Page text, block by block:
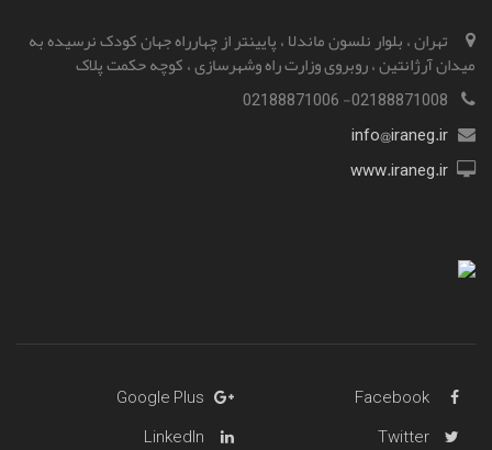
تهران ، بلوار نلسون ماندلا ، پایینتر از چهارراه جهان کودک نرسیده به
میدان آرژانتین ، روبروی وزارت راه و‌شهرسازی ، کوچه حکمت پلاک
info@iraneg.ir
www.iraneg.ir
Facebook
Google Plus
Twitter
LinkedIn